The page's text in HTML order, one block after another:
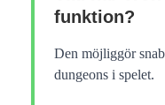
funktion?
Den möjliggör
dungeons i spelet.